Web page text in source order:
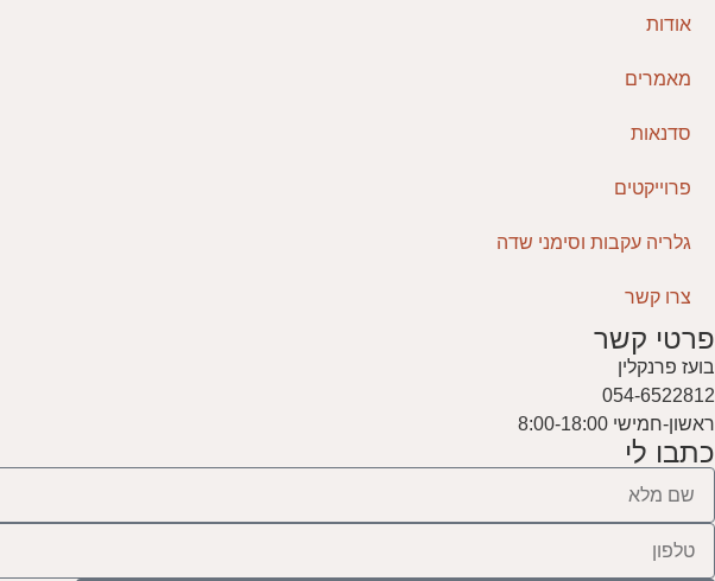
אודות
מאמרים
סדנאות
פרוייקטים
גלריה עקבות וסימני שדה
צרו קשר
פרטי קשר
בועז פרנקלין
054-6522812
ראשון-חמישי 8:00-18:00
כתבו לי